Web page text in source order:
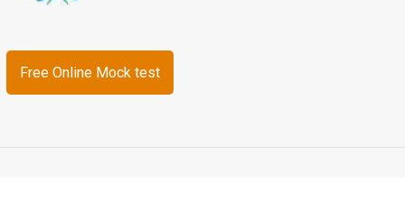
Free Online Mock test